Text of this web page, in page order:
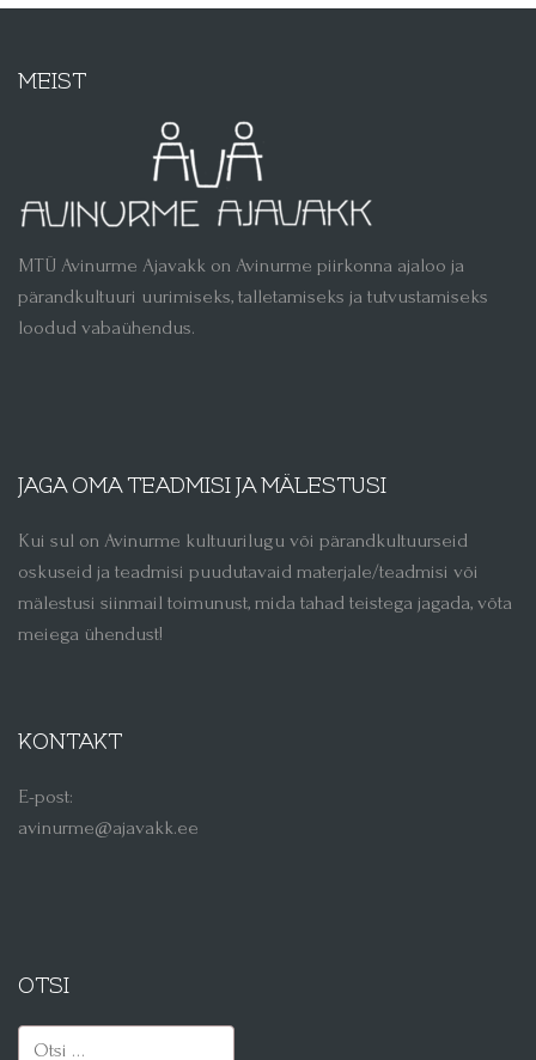
MEIST
MTÜ Avinurme Ajavakk on Avinurme piirkonna ajaloo ja
pärandkultuuri uurimiseks, talletamiseks ja tutvustamiseks
loodud vabaühendus.
JAGA OMA TEADMISI JA MÄLESTUSI
Kui sul on Avinurme kultuurilugu või pärandkultuurseid
oskuseid ja teadmisi puudutavaid materjale/teadmisi või
mälestusi siinmail toimunust, mida tahad teistega jagada, võta
meiega ühendust!
KONTAKT
E-post:
avinurme@ajavakk.ee
OTSI
Otsi: